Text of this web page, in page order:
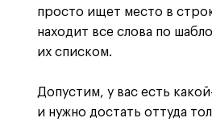
просто ищет место в
находит все слова по
их списком.
Допустим, у вас есть
и нужно достать оттуда